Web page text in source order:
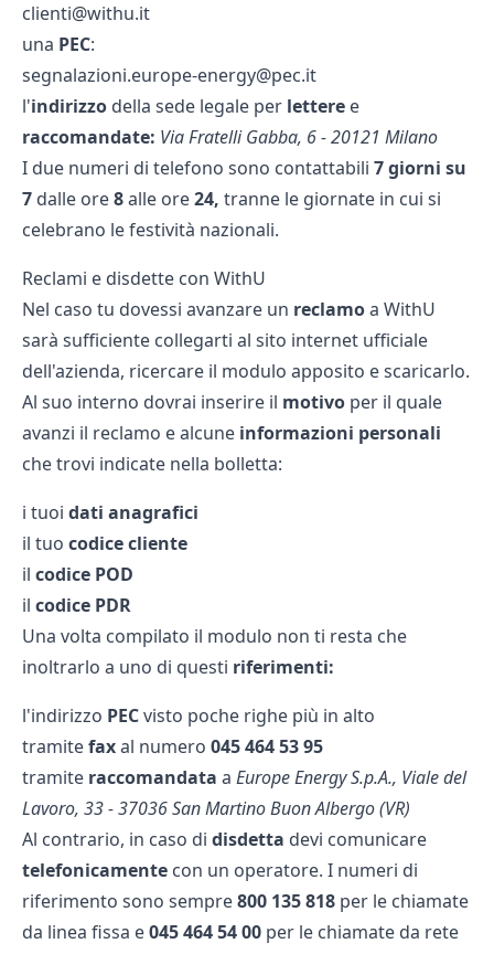
clienti@withu.it
una PEC:
segnalazioni.europe-energy@pec.it
l'indirizzo della sede legale per lettere e
raccomandate: Via Fratelli Gabba, 6 - 20121 Milano
I due numeri di telefono sono contattabili 7 giorni su
7 dalle ore8alle ore24, tranne le giornate in cui si
celebrano le festività nazionali.
Reclami e disdette con WithU
Nel caso tu dovessi avanzare un reclamoa WithU
sarà sufficiente collegarti al sito internet ufficiale
dell'azienda, ricercare il modulo apposito e scaricarlo.
Al suo interno dovrai inserire il motivo per il quale
avanzi il reclamo e alcune informazioni personali
che trovi indicate nella bolletta:
i tuoi dati anagrafici
il tuo codice cliente
il codice POD
il codice PDR
Una volta compilato il modulo non ti resta che
inoltrarlo a uno di questi riferimenti:
l'indirizzo PECvisto poche righe più in alto
tramitefaxal numero 045 464 53 95
tramite raccomandata a Europe Energy S.p.A., Viale del
Lavoro, 33 - 37036 San Martino Buon Albergo (VR)
Al contrario, in caso di disdetta devi comunicare
telefonicamente con un operatore. I numeri di
riferimento sono sempre800 135 818 per le chiamate
da linea fissa e045 464 54 00 per le chiamate da rete